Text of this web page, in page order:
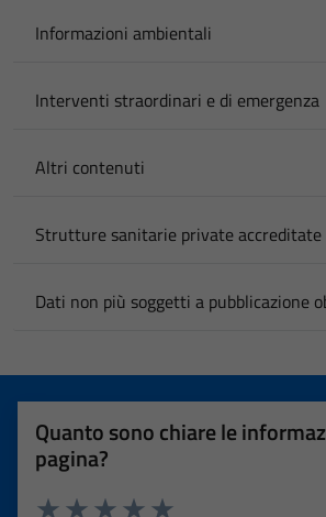
Informazioni ambientali
Interventi straordinari e di emergenza
Altri contenuti
Strutture sanitarie private accreditate
Dati non più soggetti a pubblicazione
Quanto sono chiare le
pagina?